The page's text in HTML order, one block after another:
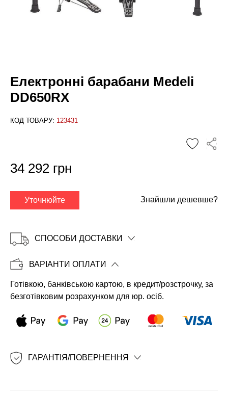
Електронні барабани Medeli
DD650RX
КОД ТОВАРУ: 123431
Копіювати
34 292 грн
Уточнюйте Знайшли дешевше?
СПОСОБИ ДОСТАВКИ
ВАРІАНТИ ОПЛАТИ
Готівкою, банківською картою, в кредит/розстрочку, за
безготівковим розрахунком для юр. осіб.
ГАРАНТІЯ/ПОВЕРНЕННЯ